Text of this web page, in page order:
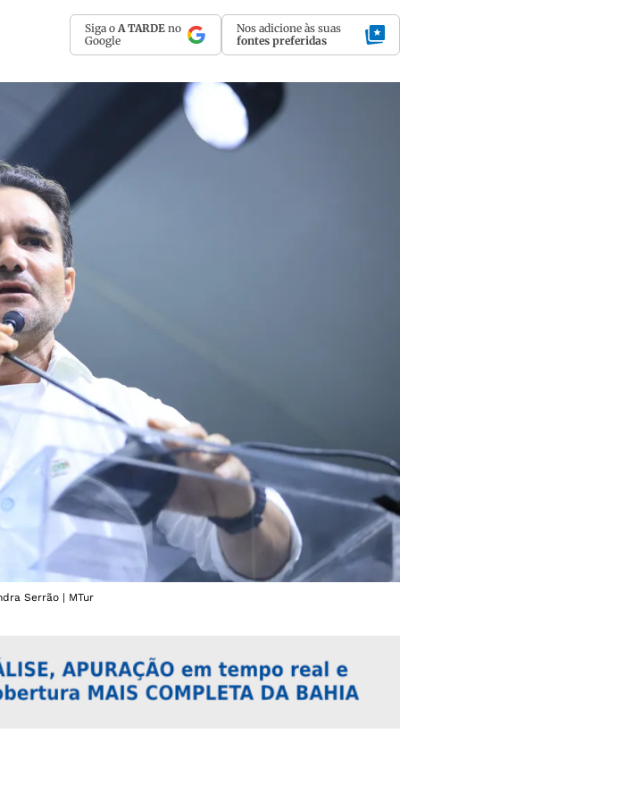
Siga o A TARDE no
Google
Nos adicione às suas
fontes preferidas
Serrão | MTur